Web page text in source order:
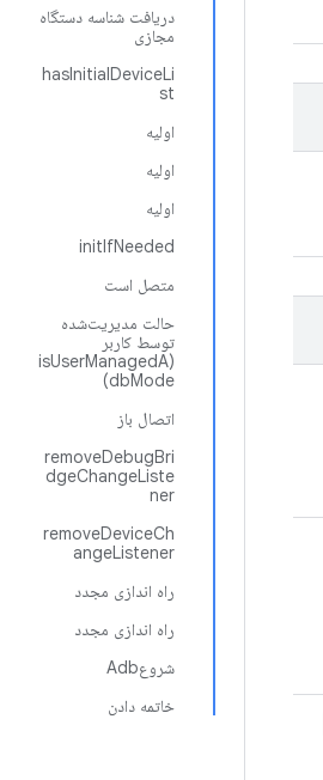
دریافت شناسه دستگاه
مجازی
hasInitialDeviceLi
st
اولیه
اولیه
اولیه
initIfNeeded
متصل است
حالت مدیریت‌شده
توسط کاربر
(isUserManagedA
dbMode)
اتصال باز
removeDebugBri
dgeChangeListe
ner
removeDeviceCh
angeListener
راه اندازی مجدد
راه اندازی مجدد
شروعAdb
خاتمه دادن